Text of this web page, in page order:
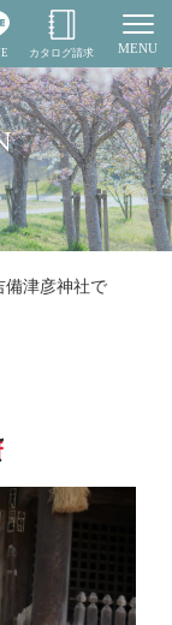
MENU
カタログ請求
備津彦神社で